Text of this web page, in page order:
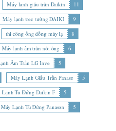
Máy lạnh giấu trần Daikin
11
Máy lạnh treo tường DAIKI
9
thi công ống đồng máy lạ
8
Máy lạnh âm trần nối ống
6
Âm Trần LG Inve
5
Máy Lạnh Giấu Trần Panaso
5
Lạnh Tủ Đứng Daikin F
5
Máy Lạnh Tủ Đứng Panason 5